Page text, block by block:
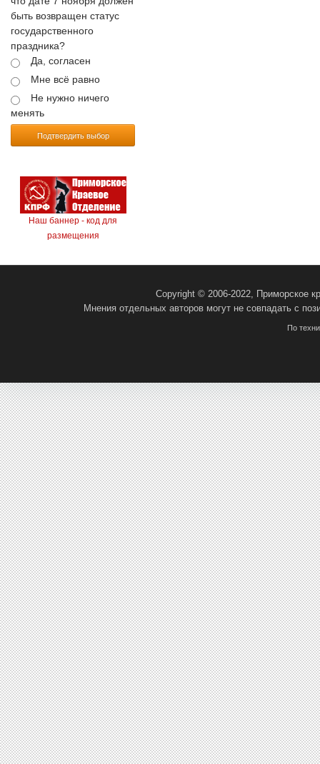
быть возвращен статус
государственного
праздника?
Да, согласен
Мне всё равно
Не нужно ничего
менять
Подтвердить выбор
Наш баннер - код для
размещения
Copyright © 2006-2022, Приморское
Мнения отдельных авторов могут не совпадать с
По